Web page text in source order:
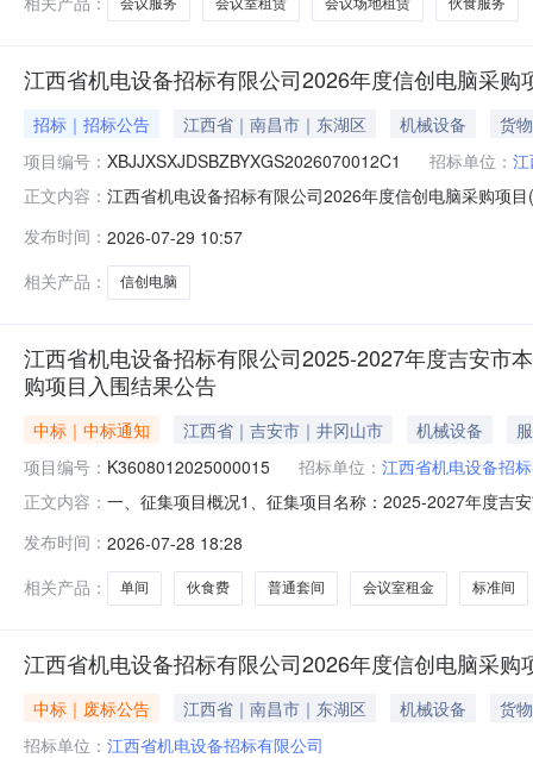
会议服务 会议室租赁 会议场地租赁 伙食服务
江西省机电设备招标有限公司2026年度信创电脑采购
招标｜招标公告 江西省｜南昌市｜东湖区 机械设备
货物
项目编号： XBJJXSXJDSBZBYXGS2026070012C1 招标单位：
正文内容： 江西省机电设备招标有限公司2026年度信创电脑采购项
区详细地址：采购人指定地点对供应商的要求采购类型
发布时间： 2026-07-29 10:57
相关产品：
信创电脑
江西省机电设备招标有限公司2025-2027年度吉安市
购项目入围结果公告
中标｜中标通知 江西省｜吉安市｜井冈山市 机械设备
项目编号： K3608012025000015 招标单位： 江西省机电设备招
正文内容： 一、征集项目概况1、征集项目名称：2025-2027年度吉
协议期（2027年12月12日）满前，按照征集公告要求，
联系方式：0
发布时间： 2026-07-28 18:28
相关产品：
单间 伙食费 普通套间 会议室租金 标准间
江西省机电设备招标有限公司2026年度信创电脑采购
中标｜废标公告 江西省｜南昌市｜东湖区 机械设备
货物
招标单位： 江西省机电设备招标有限公司